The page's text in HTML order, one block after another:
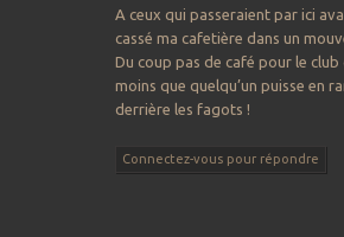
A ceux qui passeraient par ici
cassé ma cafetière dans un
Du coup pas de café pour le club
moins que quelqu’un puisse en
derrière les fagots !
Connectez-vous pour répondre